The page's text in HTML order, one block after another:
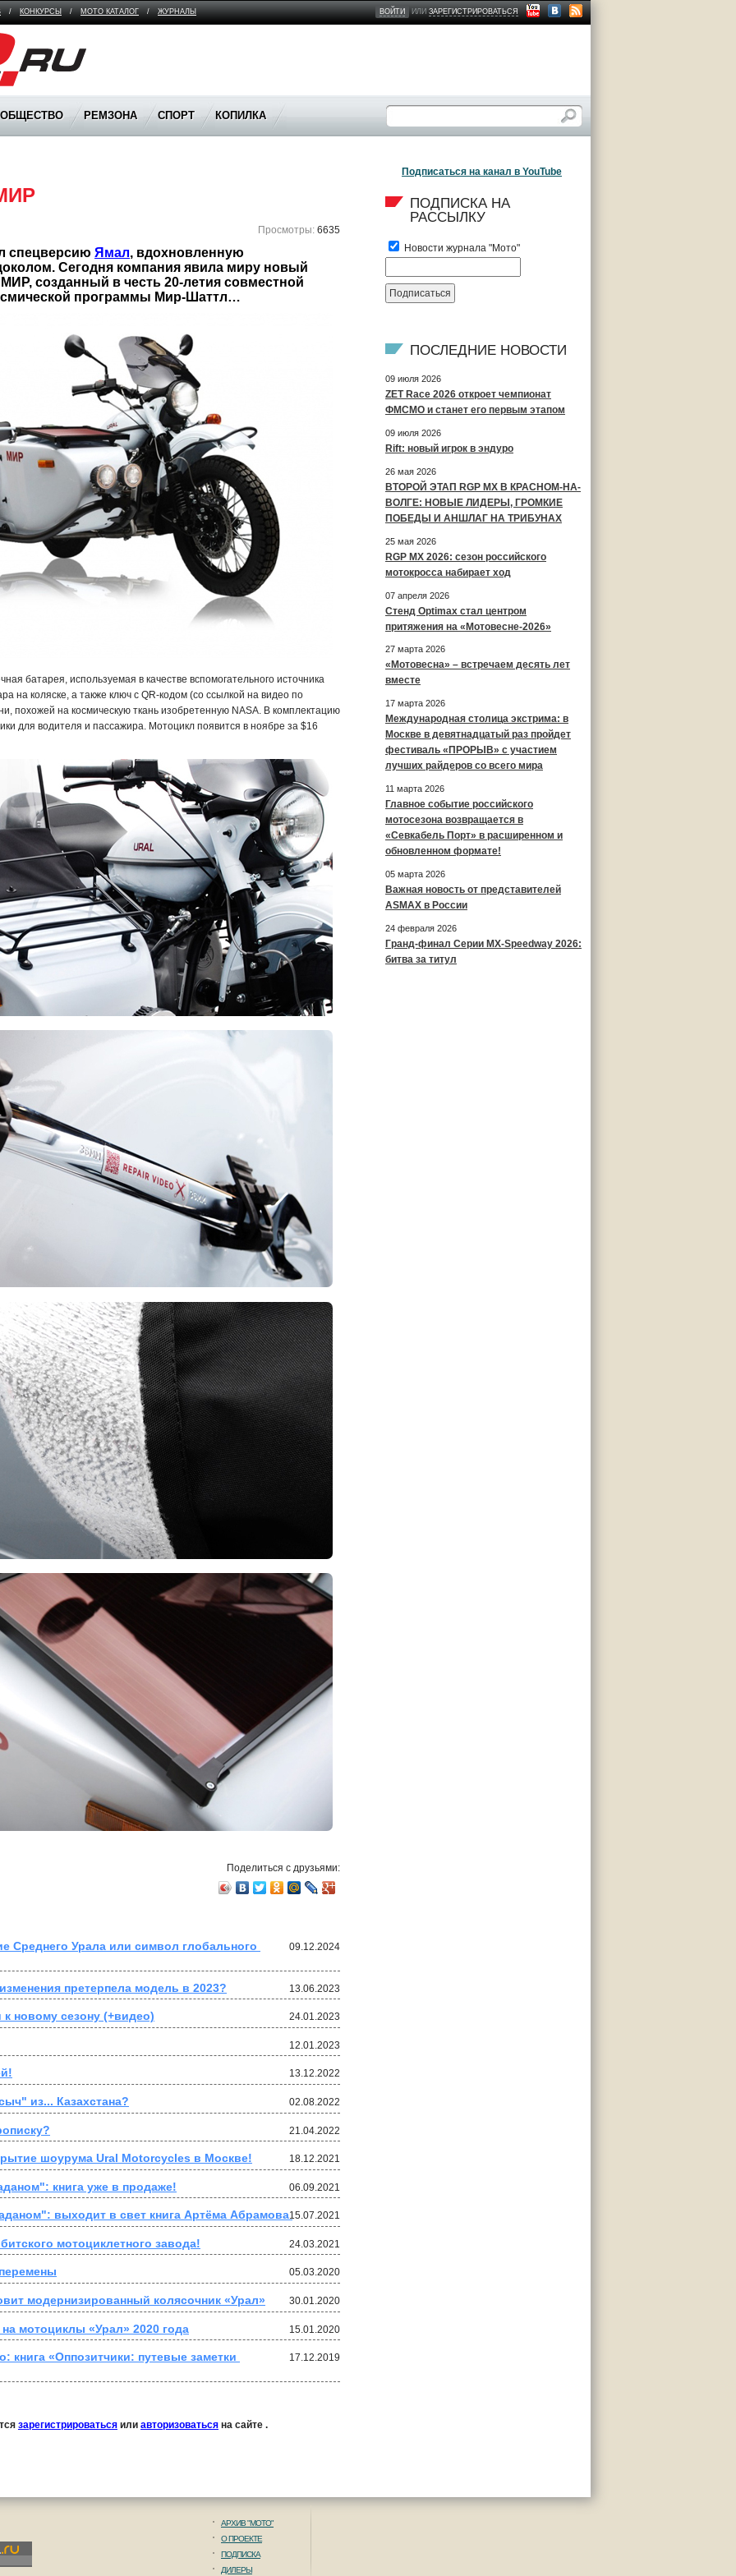
/ КОНКУРСЫ / МОТО КАТАЛОГ / ЖУРНАЛЫ ВОЙТИ ИЛИЗАРЕГИСТРИРОВАТЬСЯ
РЕМЗОНА СПОРТ КОПИЛКА
Просмотры: 6635
спецверсию Ямал, вдохновленную
Сегодня компания явила миру новый
созданный в честь 20-летия совместной
программы Мир-Шаттл…
батарея, используемая в качестве вспомогательного источника
на коляске, а также ключ с QR-кодом (со ссылкой на видео по
похожей на космическую ткань изобретенную NASA. В комплектацию
для водителя и пассажира. Мотоцикл появится в ноябре за $16
Поделиться с друзьями:
09.12.2024
Среднего Урала или символ глобального
13.06.2023
претерпела модель в 2023?
24.01.2023
новому сезону (+видео)
12.01.2023
13.12.2022
02.08.2022
из... Казахстана?
21.04.2022
18.12.2021
шоурума Ural Motorcycles в Москве!
06.09.2021
книга уже в продаже!
15.07.2021
"Урал между Москвой и Магаданом": выходит в свет книга Артёма Абрамова
24.03.2021
мотоциклетного завода!
05.03.2020
30.01.2020
модернизированный колясочник «Урал»
15.01.2020
мотоциклы «Урал» 2020 года
17.12.2019
книга «Оппозитчики: путевые заметки
зарегистрироваться или авторизоваться на сайте .
Подписаться на канал в YouTube
ПОДПИСКА НА
РАССЫЛКУ
Новости журнала "Мото"
ПОСЛЕДНИЕ НОВОСТИ
09 июля 2026
ZET Race 2026 откроет чемпионат
ФМСМО и станет его первым этапом
09 июля 2026
Rift: новый игрок в эндуро
26 мая 2026
ВТОРОЙ ЭТАП RGP MX В КРАСНОМ-НА-
ВОЛГЕ: НОВЫЕ ЛИДЕРЫ, ГРОМКИЕ
ПОБЕДЫ И АНШЛАГ НА ТРИБУНАХ
25 мая 2026
RGP MX 2026: сезон российского
мотокросса набирает ход
07 апреля 2026
Стенд Optimax стал центром
притяжения на «Мотовесне-2026»
27 марта 2026
«Мотовесна» – встречаем десять лет
вместе
17 марта 2026
Международная столица экстрима: в
Москве в девятнадцатый раз пройдет
фестиваль «ПРОРЫВ» с участием
лучших райдеров со всего мира
11 марта 2026
Главное событие российского
мотосезона возвращается в
«Севкабель Порт» в расширенном и
обновленном формате!
05 марта 2026
Важная новость от представителей
ASMAX в России
24 февраля 2026
Гранд-финал Серии MX-Speedway 2026:
битва за титул
АРХИВ "МОТО"
О ПРОЕКТЕ
ПОДПИСКА
ДИЛЕРЫ